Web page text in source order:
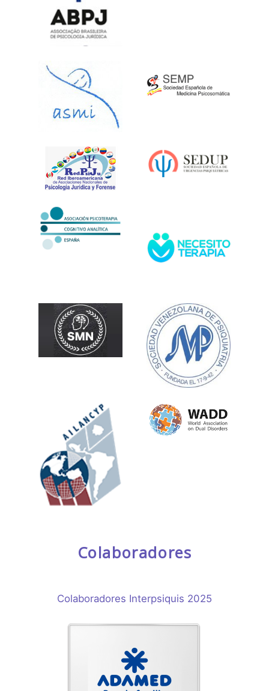
Colaboradores
Colaboradores Interpsiquis 2025